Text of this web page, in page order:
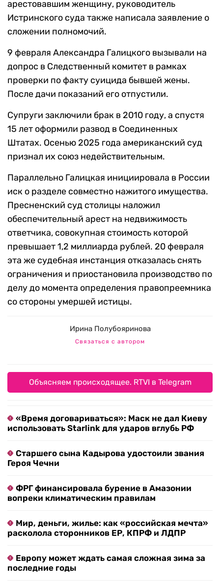
арестовавшим женщину, руководитель
Истринского суда также написала заявление о
сложении полномочий.
9 февраля Александра Галицкого вызывали на
допрос в Следственный комитет в рамках
проверки по факту суицида бывшей жены.
После дачи показаний его отпустили.
Супруги заключили брак в 2010 году, а спустя
15 лет оформили развод в Соединенных
Штатах. Осенью 2025 года американский суд
признал их союз недействительным.
Параллельно Галицкая инициировала в России
иск о разделе совместно нажитого имущества.
Пресненский суд столицы наложил
обеспечительный арест на недвижимость
ответчика, совокупная стоимость которой
превышает 1,2 миллиарда рублей. 20 февраля
эта же судебная инстанция отказалась снять
ограничения и приостановила производство по
делу до момента определения правопреемника
со стороны умершей истицы.
Ирина Полубояринова
Связаться с автором
Объясняем происходящее. RTVI в Telegram
«Время договариваться»: Маск не дал Киеву
использовать Starlink для ударов вглубь РФ
Старшего сына Кадырова удостоили звания
Героя Чечни
ФРГ финансировала бурение в Амазонии
вопреки климатическим правилам
Мир, деньги, жилье: как «российская мечта»
расколола сторонников ЕР, КПРФ и ЛДПР
Европу может ждать самая сложная зима за
последние годы